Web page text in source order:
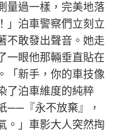
量過一樣，完美地落
」泊車警察們立刻立
不敢發出聲音。她走
一眼他那輛垂直貼在
「新手，你的車技像
了泊車維度的純粹
——『永不放棄』，
。」車影大人突然掏